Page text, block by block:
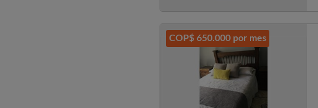
COP$ 650.000 por mes